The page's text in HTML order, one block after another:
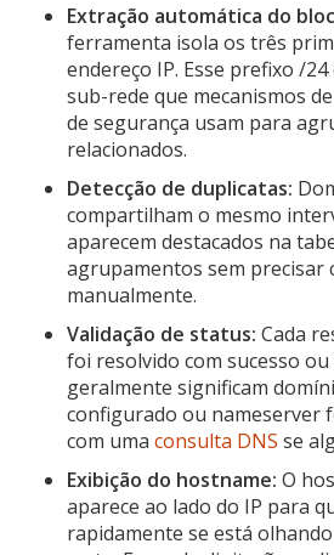
Extração automática do
ferramenta isola os três
endereço IP. Esse prefixo /
sub-rede que mecanismos
de segurança usam para
relacionados.
Detecção de duplicatas:
compartilham o mesmo
aparecem destacados na
agrupamentos sem precisar
manualmente.
Validação de status: Cada
foi resolvido com sucesso ou
geralmente significam
configurado ou nameserver
com uma consulta DNS se
Exibição do hostname: O
aparece ao lado do IP para
rapidamente se está